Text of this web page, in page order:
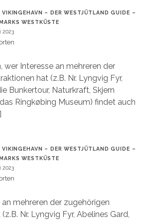
VIKINGEHAVN – DER WESTJÜTLAND GUIDE –
WESTKÜSTE
2023
wer Interesse an mehreren der
hat (z.B. Nr. Lyngvig Fyr,
Bunkertour, Naturkraft, Skjern
Ringkøbing Museum) findet auch
VIKINGEHAVN – DER WESTJÜTLAND GUIDE –
WESTKÜSTE
2023
an mehreren der zugehörigen
Nr. Lyngvig Fyr, Abelines Gard,